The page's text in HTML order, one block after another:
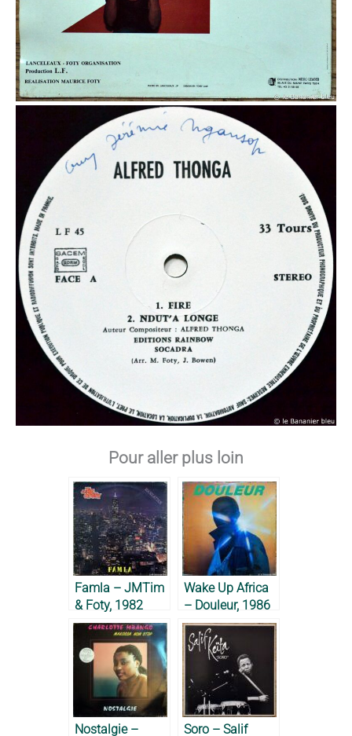
Pour aller plus loin
Famla – JMTim
& Foty, 1982
Wake Up Africa
– Douleur, 1986
Nostalgie – Soro – Salif